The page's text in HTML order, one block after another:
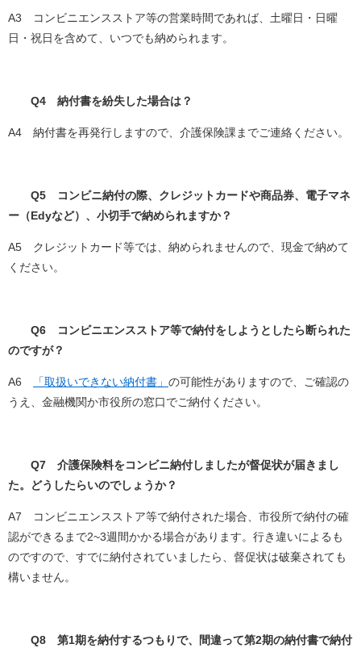
A3 コンビニエンスストア等の営業時間であれば、土曜日・日曜
日・祝日を含めて、いつでも納められます。
Q4 納付書を紛失した場合は？
A4 納付書を再発行しますので、介護保険課までご連絡ください。
Q5 コンビニ納付の際、クレジットカードや商品券、電子マネ
ー（Edyなど）、小切手で納められますか？
A5 クレジットカード等では、納められませんので、現金で納めて
ください。
Q6 コンビニエンスストア等で納付をしようとしたら断られた
のですが？
A6 「取扱いできない納付書」 の可能性がありますので、ご確認の
うえ、金融機関か市役所の窓口でご納付ください。
Q7 介護保険料をコンビニ納付しましたが督促状が届きまし
た。どうしたらいのでしょうか？
A7 コンビニエンスストア等で納付された場合、市役所で納付の確
認ができるまで2~3週間かかる場合があります。行き違いによるも
のですので、すでに納付されていましたら、督促状は破棄されても
構いません。
Q8 第1期を納付するつもりで、間違って第2期の納付書で納付